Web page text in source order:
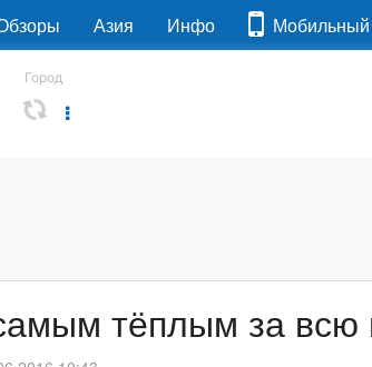
Азия Инфо Мобильный
Город
тёплым за всю